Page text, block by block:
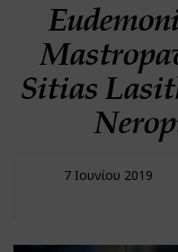
Sitias
7 Ιουνίου 2019